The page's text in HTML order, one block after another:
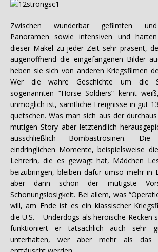
Zwischen wunderbar gefilmten und
Panoramen sowie intensiven und
dieser Makel zu jeder Zeit sehr präsent,
augenöffnend die eingefangenen Bilder
heben sie sich von anderen Kriegsfilmen
Wer die wahre Geschichte um die
sogenannten “Horse Soldiers” kennt
unmöglich ist, sämtliche Ereignisse in gut
quetschen. Was man sich aus der
mutigen Story aber letztendlich
ausschließlich Bombastrosinen.
eindringlichen Momente, beispielsweise
Lehrerin, die es gewagt hat, Mädchen
beizubringen, bleiben dafür umso mehr in
aber dann schon der mutigste
Schonungslosigkeit. Bei allem, was
will, am Ende ist es ein klassischer
die U.S. – Underdogs als heroische Recken
funktioniert er tatsächlich auch sehr
unterhalten, wer aber mehr als das